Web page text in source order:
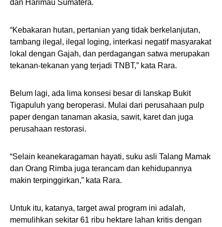
dan Harimau Sumatera.
“Kebakaran hutan, pertanian yang tidak berkelanjutan,
tambang ilegal, ilegal loging, interkasi negatif masyarakat
lokal dengan Gajah, dan perdagangan satwa merupakan
tekanan-tekanan yang terjadi TNBT,” kata Rara.
Belum lagi, ada lima konsesi besar di lanskap Bukit
Tigapuluh yang beroperasi. Mulai dari perusahaan pulp
paper dengan tanaman akasia, sawit, karet dan juga
perusahaan restorasi.
“Selain keanekaragaman hayati, suku asli Talang Mamak
dan Orang Rimba juga terancam dan kehidupannya
makin terpinggirkan,” kata Rara.
Untuk itu, katanya, target awal program ini adalah,
memulihkan sekitar 61 ribu hektare lahan kritis dengan